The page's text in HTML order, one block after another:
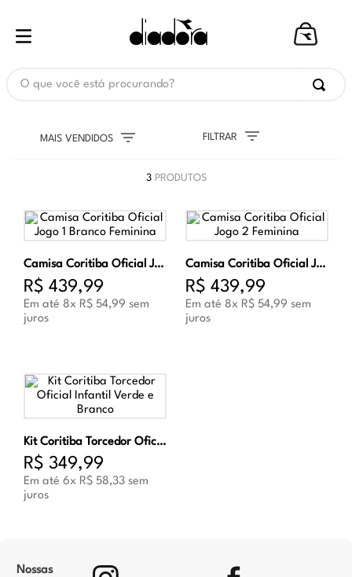
MAIS VENDIDOS FILTRAR
3 PRODUTOS
Camisa Coritiba Oficial Jogo 1 Branco Feminina
R$ 439,99
Em até 8x R$ 54,99 sem
juros
Camisa Coritiba Oficial Jogo 2 Feminina
R$ 439,99
Em até 8x R$ 54,99 sem
juros
Kit Coritiba Torcedor Oficial Infantil Verde e Branco
R$ 349,99
Em até 6x R$ 58,33 sem
juros
Nossas